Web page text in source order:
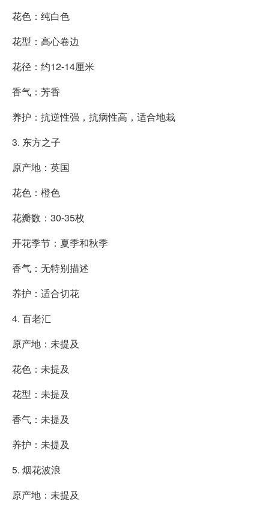
花色：纯白色
花型：高心卷边
花径：约12-14厘米
香气：芳香
养护：抗逆性强，抗病性高，适合地栽
3. 东方之子
原产地：英国
花色：橙色
花瓣数：30-35枚
开花季节：夏季和秋季
香气：无特别描述
养护：适合切花
4. 百老汇
原产地：未提及
花色：未提及
花型：未提及
香气：未提及
养护：未提及
5. 烟花波浪
原产地：未提及